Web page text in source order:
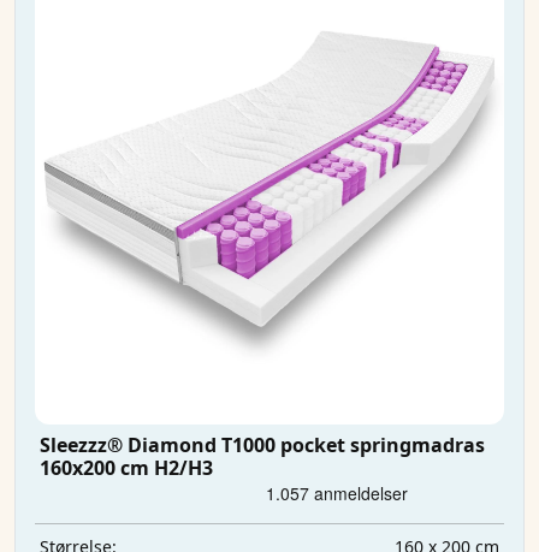
Sleezzz® Diamond T1000 pocket springmadras
160x200 cm H2/H3
Størrelse: 160 x 200 cm